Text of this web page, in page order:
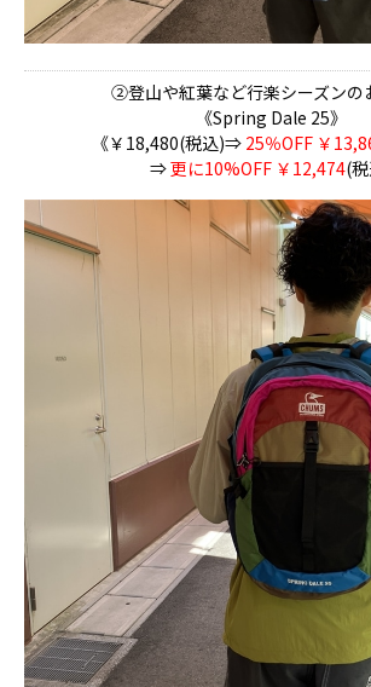
②登山や紅葉など行楽シーズンの
《Spring Dale 25》
《￥18,480(税込)⇒ 25％OFF ￥
⇒更に10%OFF ￥12,474(